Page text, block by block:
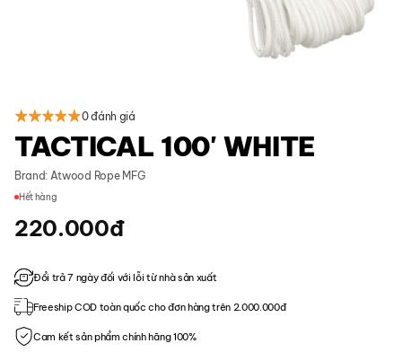
0 đánh giá
TACTICAL 100' WHITE
Brand: Atwood Rope MFG
Hết hàng
220.000đ
Đổi trả 7 ngày đối với lỗi từ nhà sản xuất
Freeship COD toàn quốc cho đơn hàng trên 2.000.000đ
Cam kết sản phẩm chính hãng 100%